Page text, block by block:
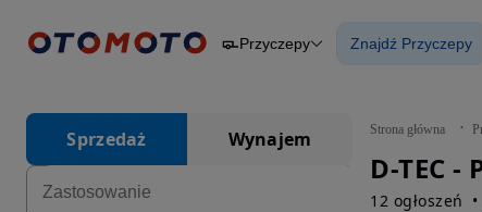
Osobowe
Przyczepy
Przyczepy Znajdź Przyczepy
Strona główna
D-TEC -
12 ogłoszeń
Sprzedaż Wynajem